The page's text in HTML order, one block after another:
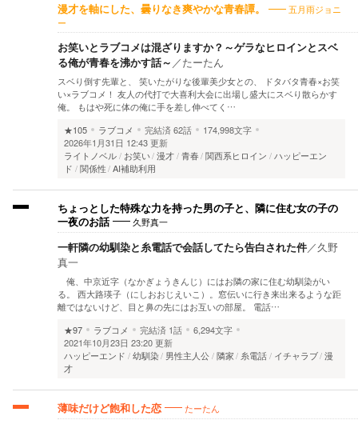
漫才を軸にした、曇りなき爽やかな青春譚。
五月雨ジョニ
ー
お笑いとラブコメは混ざりますか？～ゲラなヒロインとスベ
る俺が青春を沸かす話～ ／たーたん
スベり倒す先輩と、 笑いたがりな後輩美少女との、 ドタバタ青春×お笑
い×ラブコメ！ 友人の代打で大喜利大会に出場し盛大にスベり散らかす
俺。 もはや死に体の俺に手を差し伸べてく…
★105
ラブコメ 完結済62話
174,998文字
2026年1月31日 12:43 更新
ライトノベル
お笑い 漫才 青春 関西系ヒロイン
ハッピーエン
ド
関係性 AI補助利用
ちょっとした特殊な力を持った男の子と、隣に住む女の子の
一夜のお話
久野真一
一軒隣の幼馴染と糸電話で会話してたら告白された件／久野
真一
俺、中京近字（なかぎょうきんじ）にはお隣の家に住む幼馴染がい
る。 西大路瑛子（にしおおじえいこ）。窓伝いに行き来出来るような距
離ではないけど、目と鼻の先にはお互いの部屋。 電話…
★97
ラブコメ 完結済 1話
6,294文字
2021年10月23日 23:20 更新
ハッピーエンド
幼馴染 男性主人公 隣家 糸電話 イチャラブ 漫
才
薄味だけど飽和した恋 たーたん